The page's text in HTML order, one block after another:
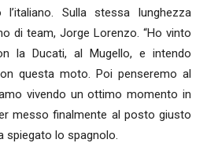
Sulla stessa lunghezza
di team, Jorge Lorenzo. “Ho vinto
la Ducati, al Mugello, e intendo
questa moto. Poi penseremo al
vivendo un ottimo momento in
messo finalmente al posto giusto
spiegato lo spagnolo.